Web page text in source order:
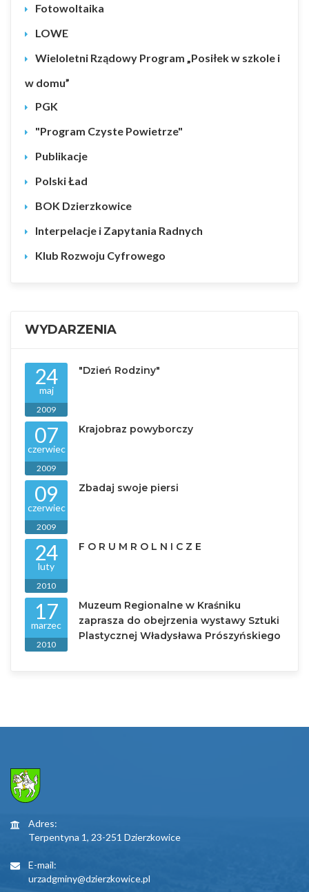
Fotowoltaika
LOWE
Wieloletni Rządowy Program „Posiłek w szkole i
w domu”
PGK
"Program Czyste Powietrze"
Publikacje
Polski Ład
BOK Dzierzkowice
Interpelacje i Zapytania Radnych
Klub Rozwoju Cyfrowego
WYDARZENIA
24
maj
2009
"Dzień Rodziny"
07
czerwiec
2009
Krajobraz powyborczy
09
czerwiec
2009
Zbadaj swoje piersi
24
luty
2010
F O R U M R O L N I C Z E
17
marzec
2010
Muzeum Regionalne w Kraśniku
zaprasza do obejrzenia wystawy Sztuki
Plastycznej Władysława Prószyńskiego
Adres:
Terpentyna 1, 23-251 Dzierzkowice
E-mail:
urzadgminy@dzierzkowice.pl